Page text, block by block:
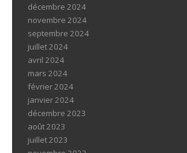
décembre 2024
novembre 2024
septembre 2024
juillet 2024
avril 2024
mars 2024
février 2024
janvier 2024
décembre 2023
août 2023
juillet 2023